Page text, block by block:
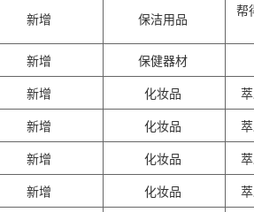
新增 保洁用品 帮
新增
保健器材
新增 化妆品
新增 化妆品
新增 化妆品
新增 化妆品